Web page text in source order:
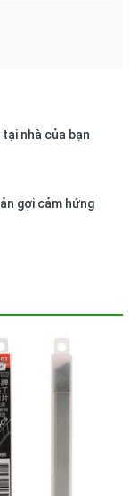
nhà của bạn
gợi cảm hứng